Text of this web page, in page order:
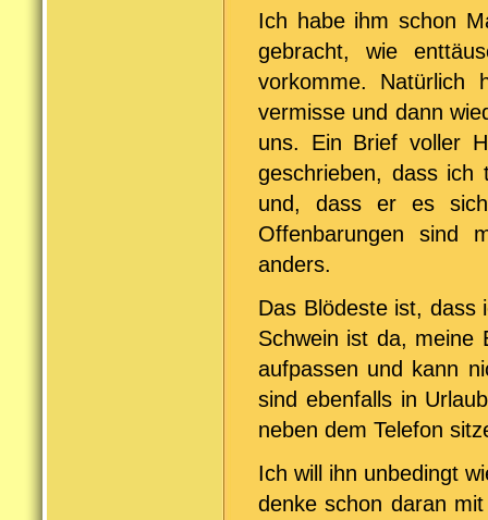
Ich habe ihm schon
gebracht, wie
vorkomme. Natürlich
vermisse und dann
uns. Ein Brief voller
geschrieben, dass
und, dass er es
Offenbarungen sind
anders.
Das Blödeste ist, dass
Schwein ist da, meine
aufpassen und kann
sind ebenfalls in
neben dem Telefon
Ich will ihn unbedingt
denke schon daran